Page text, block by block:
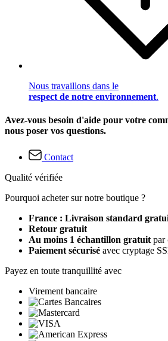
Nous travaillons dans le
respect de notre environnement.
Avez-vous besoin d'aide pour votre
nous poser vos questions.
Contact
Qualité vérifiée
Pourquoi acheter sur notre boutique ?
France : Livraison standard
Retour gratuit
Au moins 1 échantillon gratuit par
Paiement sécurisé avec cryptage
Payez en toute tranquillité avec
Virement bancaire